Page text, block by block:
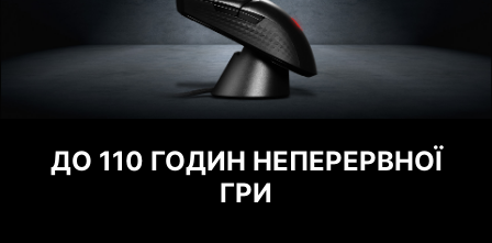
ДО 110 ГОДИН НЕПЕРЕРВНОЇ
ГРИ